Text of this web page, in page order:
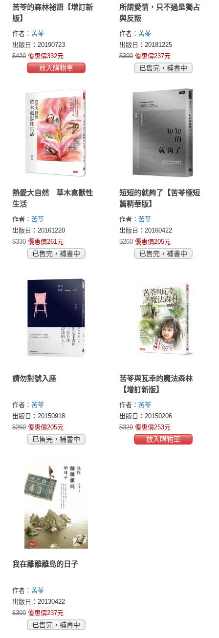
苦苓的森林祕語【增訂新
版】
作者： 苦苓
出版日：20190723
$420 優惠價332元
放入購物車
所謂愛情，只不過是獨占
與反叛
作者： 苦苓
出版日：20181225
$300 優惠價237元
已售完，補書中
熱愛大自然 草木禽獸性
生活
作者： 苦苓
出版日：20161220
$330 優惠價261元
已售完，補書中
短短的就夠了【苦苓極短
篇精華版】
作者： 苦苓
出版日：20160422
$260 優惠價205元
已售完，補書中
請勿對號入座
作者： 苦苓
出版日：20150918
$260 優惠價205元
已售完，補書中
苦苓與瓦幸的魔法森林
【增訂新版】
作者： 苦苓
出版日：20150206
$320 優惠價253元
放入購物車
我在離離離島的日子
作者： 苦苓
出版日：20130422
$300 優惠價237元
已售完，補書中